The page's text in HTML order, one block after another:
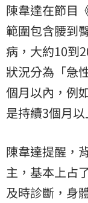
陳韋達在節目
範圍包含腰到
病，大約10到
狀況分為「急
個月以內，例
是持續3個月以
陳韋達提醒，
主，基本上占
及時診斷，身